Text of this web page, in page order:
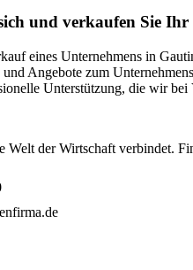
und verkaufen Sie
eines Unternehmens in
Angebote zum
Unterstützung, die wir
Welt der Wirtschaft verbindet.